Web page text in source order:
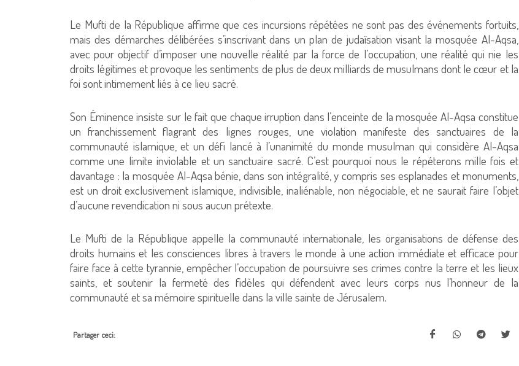
Le Mufti de la République affirme que ces incursions répétées ne sont pas des événements fortuits,
mais des démarches délibérées s’inscrivant dans un plan de judaïsation visant la mosquée Al-Aqsa,
avec pour objectif d’imposer une nouvelle réalité par la force de l’occupation, une réalité qui nie les
droits légitimes et provoque les sentiments de plus de deux milliards de musulmans dont le cœur et la
foi sont intimement liés à ce lieu sacré.
Son Éminence insiste sur le fait que chaque irruption dans l’enceinte de la mosquée Al-Aqsa constitue
un franchissement flagrant des lignes rouges, une violation manifeste des sanctuaires de la
communauté islamique, et un défi lancé à l’unanimité du monde musulman qui considère Al-Aqsa
comme une limite inviolable et un sanctuaire sacré. C’est pourquoi nous le répéterons mille fois et
davantage : la mosquée Al-Aqsa bénie, dans son intégralité, y compris ses esplanades et monuments,
est un droit exclusivement islamique, indivisible, inaliénable, non négociable, et ne saurait faire l’objet
d’aucune revendication ni sous aucun prétexte.
Le Mufti de la République appelle la communauté internationale, les organisations de défense des
droits humains et les consciences libres à travers le monde à une action immédiate et efficace pour
faire face à cette tyrannie, empêcher l’occupation de poursuivre ses crimes contre la terre et les lieux
saints, et soutenir la fermeté des fidèles qui défendent avec leurs corps nus l’honneur de la
communauté et sa mémoire spirituelle dans la ville sainte de Jérusalem.
Partager ceci: